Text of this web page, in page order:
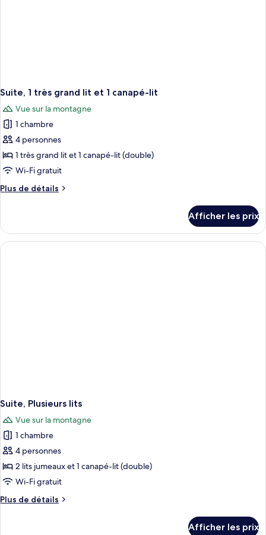
Suite, 1 très grand lit et 1 canapé-lit
Vue sur la montagne
1 chambre
4 personnes
1 très grand lit et 1 canapé-lit (double)
Wi-Fi gratuit
Plus de détails
Plus
Suite,
très
Afficher les prix
Suite, Plusieurs lits
Vue sur la montagne
1 chambre
4 personnes
2 lits jumeaux et 1 canapé-lit (double)
Wi-Fi gratuit
Plus de détails
Plus
Afficher les prix